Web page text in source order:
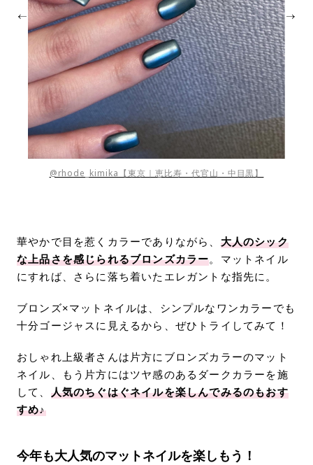
@rhode_kimika【東京｜恵比寿・代官山・中目黒】
華やかで目を惹くカラーでありながら、 大人のシック
な上品さを感じられるブロンズカラー。マットネイル
にすれば、さらに落ち着いたエレガントな指先に。
ブロンズ×マットネイルは、シンプルなワンカラーでも
十分ゴージャスに見えるから、ぜひトライしてみて！
おしゃれ上級者さんは片方にブロンズカラーのマット
ネイル、もう片方にはツヤ感のあるダークカラーを施
して、 人気のちぐはぐネイルを楽しんでみるのもおす
すめ♪
今年も大人気のマットネイルを楽しもう！